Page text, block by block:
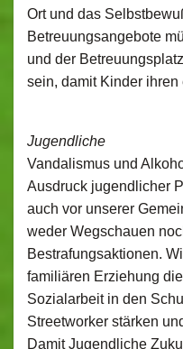
Ort und das
Betreuungsangebote
und der
sein, damit Kinder
Jugendliche
Vandalismus und
Ausdruck jugendlicher
auch vor unserer
weder Wegschauen
Bestrafungsaktionen.
familiären Erziehung
Sozialarbeit in den
Streetworker stärken
Damit Jugendliche